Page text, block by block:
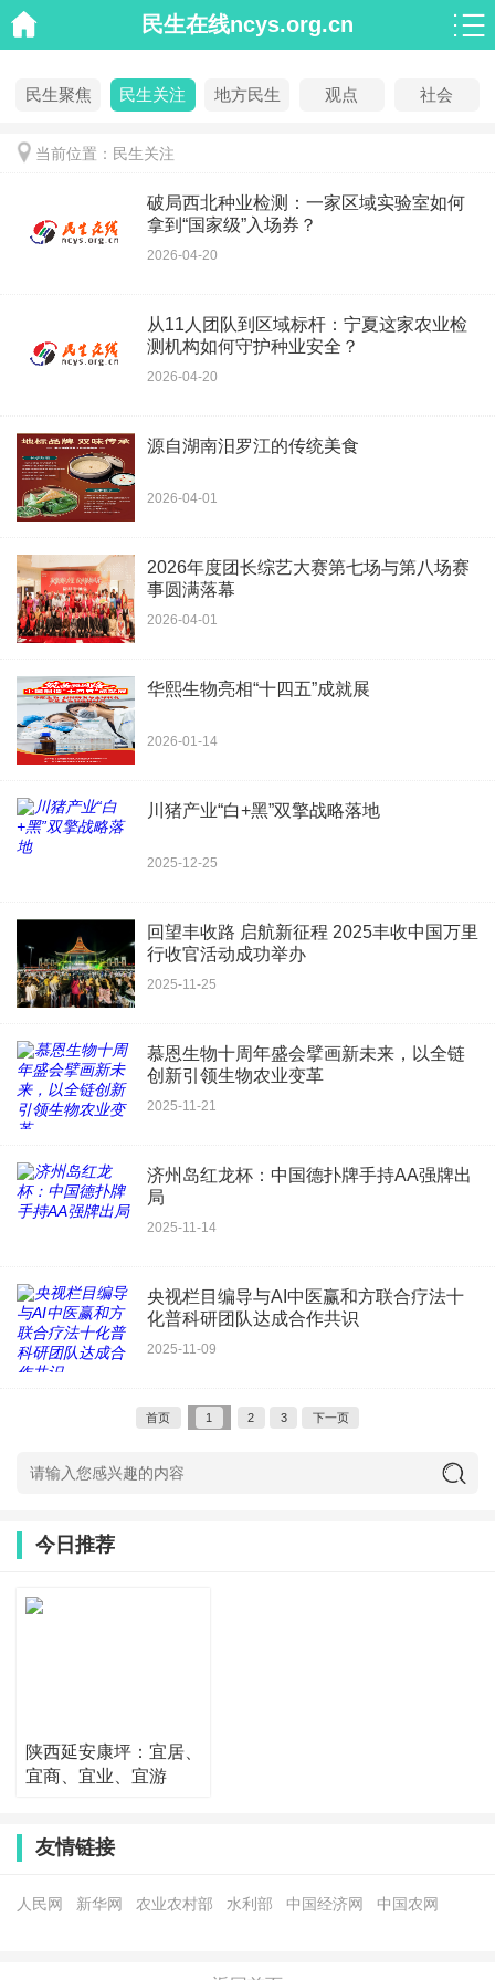
民生在线ncys.org.cn
民生聚焦 民生关注 地方民生 观点 社会
当前位置：民生关注
破局西北种业检测：一家区域实验室如何
拿到“国家级”入场券？
2026-04-20
从11人团队到区域标杆：宁夏这家农业检
测机构如何守护种业安全？
2026-04-20
源自湖南汨罗江的传统美食
2026-04-01
2026年度团长综艺大赛第七场与第八场赛
事圆满落幕
2026-04-01
华熙生物亮相“十四五”成就展
2026-01-14
川猪产业“白+黑”双擎战略落地
2025-12-25
回望丰收路 启航新征程 2025丰收中国万里
行收官活动成功举办
2025-11-25
慕恩生物十周年盛会擘画新未来，以全链
创新引领生物农业变革
2025-11-21
济州岛红龙杯：中国德扑牌手持AA强牌出
局
2025-11-14
央视栏目编导与AI中医赢和方联合疗法十
化普科研团队达成合作共识
2025-11-09
首页 1 2 3 下一页
今日推荐
陕西延安康坪：宜居、
宜商、宜业、宜游
友情链接
人民网 新华网 农业农村部 水利部 中国经济网 中国农网